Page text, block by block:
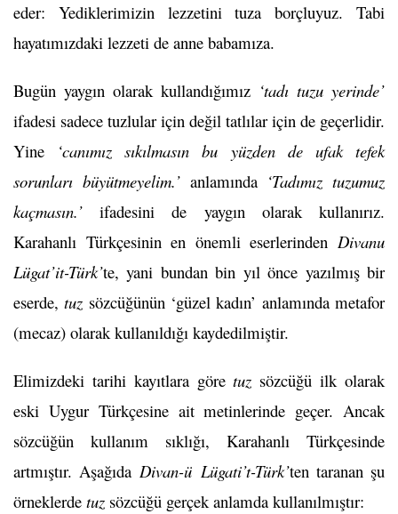
eder: Yediklerimizin lezzetini tuza borçluyuz. Tabi
hayatımızdaki lezzeti de anne babamıza.
Bugün yaygın olarak kullandığımız ‘tadı tuzu yerinde’
ifadesi sadece tuzlular için değil tatlılar için de geçerlidir.
Yine
‘canımız sıkılmasın bu yüzden de ufak tefek
sorunları büyütmeyelim.’anlamında ‘Tadımız tuzumuz
kaçmasın.’ ifadesini de yaygın olarak kullanırız.
Karahanlı Türkçesinin en önemli eserlerinden Divanu
Lügat’it-Türk’te, yani bundan bin yıl önce yazılmış bir
eserde,tuz sözcüğünün ‘güzel kadın’ anlamında metafor
(mecaz) olarak kullanıldığı kaydedilmiştir.
Elimizdeki tarihi kayıtlara göretuz sözcüğü ilk olarak
eski Uygur Türkçesine ait metinlerinde geçer. Ancak
sözcüğün kullanım sıklığı, Karahanlı Türkçesinde
artmıştır. AşağıdaDivan-ü Lügati’t-Türk’ten taranan şu
örneklerde tuz sözcüğü gerçek anlamda kullanılmıştır: